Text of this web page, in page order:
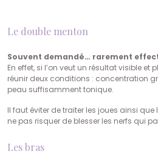
Le double menton
Souvent demandé… rarement
En effet, si l’on veut un résultat visible
réunir deux conditions : concentration
peau suffisamment tonique.
Il faut éviter de traiter les joues ainsi
ne pas risquer de blesser les nerfs qui
Les bras